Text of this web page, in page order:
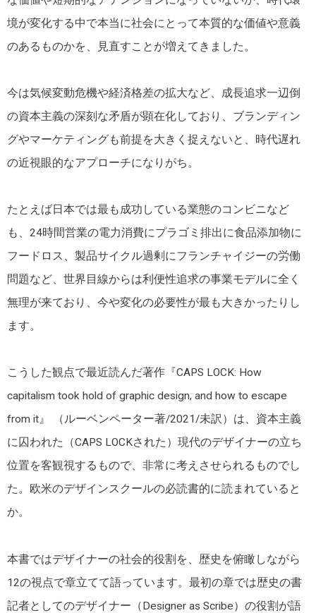
境が変化する中で本当に社会にとって本質的な価値や意義
のあるものかを、見直すことが増えてきました。
今は気候変動危機や経済格差の拡大など、成長追求一辺倒
の資本主義の深刻な矛盾が顕在化しており、ブランディン
グやマーケティングも前提を大きく捉えないと、時代遅れ
の近視眼的なアプローチになりがち。
たとえば日本では最も成功している業態のコンビニなど
も、24時間営業の電力消費にプラゴミ排出に食品添加物に
フードロス、製品サイクル過剰にフランチャイジーの労働
問題など、世界目線からは利便性追求の事業モデルに全く
無理が来ており、今や変化の必要性が最も大きかったりし
ます。
こうした観点で最近読んだ著作『CAPS LOCK: How
capitalism took hold of graphic design, and how to escape
from it』 （ルーベンペーター著/2021/未訳）は、資本主義
に囚われた（CAPS LOCKされた）現代のデザイナーの立ち
位置を客観視するもので、非常に考えさせられるものでし
た。欧米のデザインスクールの必読書的に読まれていると
か。
本書ではデザイナーの社会的役割を、歴史を俯瞰しながら
12の視点で章立てて語っています。最初の章では歴史の書
記者としてのデザイナー（Designer as Scribe）の役割が語